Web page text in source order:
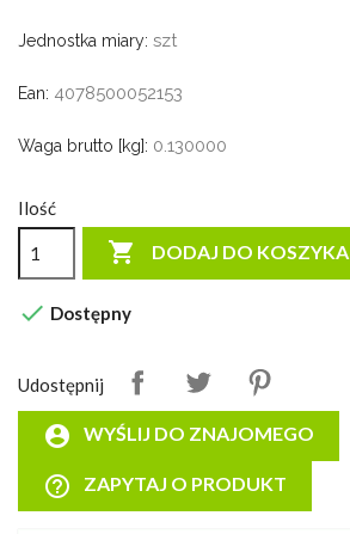
Jednostka miary: szt
Ean: 4078500052153
Waga brutto [kg]: 0.130000
Ilość
 DODAJ DO KOSZYKA
 Dostępny
Udostępnij
account_circle WYŚLIJ DO ZNAJOMEGO
help_outline ZAPYTAJ O PRODUKT